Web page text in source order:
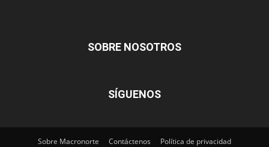
SOBRE NOSOTROS
SÍGUENOS
Sobre Macronorte Contáctenos Política de privacidad